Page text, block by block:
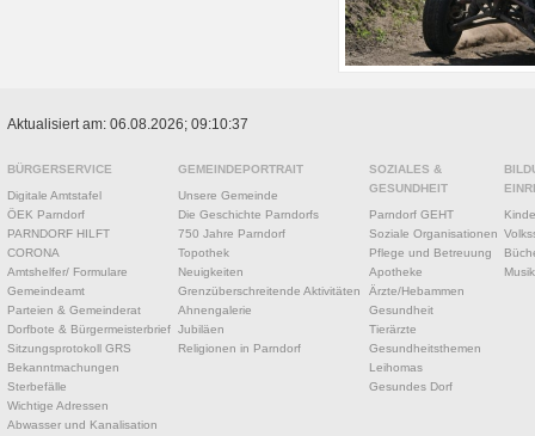
Aktualisiert am: 06.08.2026; 09:10:37
BÜRGERSERVICE
Digitale Amtstafel
ÖEK Parndorf
PARNDORF HILFT
CORONA
Amtshelfer/ Formulare
Gemeindeamt
Parteien & Gemeinderat
Dorfbote & Bürgermeisterbrief
Sitzungsprotokoll GRS
Bekanntmachungen
Sterbefälle
Wichtige Adressen
Abwasser und Kanalisation
GEMEINDEPORTRAIT
Unsere Gemeinde
Die Geschichte Parndorfs
750 Jahre Parndorf
Topothek
Neuigkeiten
Grenzüberschreitende Aktivitäten
Ahnengalerie
Jubiläen
Religionen in Parndorf
SOZIALES &
GESUNDHEIT
Parndorf GEHT
Soziale Organisationen
Pflege und Betreuung
Apotheke
Ärzte/Hebammen
Gesundheit
Tierärzte
Gesundheitsthemen
Leihomas
Gesundes Dorf